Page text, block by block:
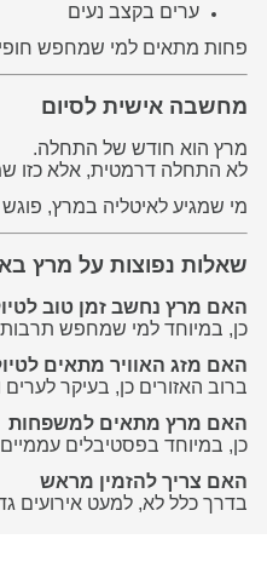
ערים בקצב נעים
פחות מתאים למי שמחפש חופים
מחשבה אישית לסיום
מרץ הוא חודש של התחלה.
לא התחלה דרמטית, אלא כזו
מי שמגיע לאיטליה במרץ,
שאלות נפוצות על מרץ
האם מרץ נחשב זמן טוב
כן, במיוחד למי שמחפש
האם מזג האוויר מתאים
ברוב האזורים כן, בעיקר לערים
האם מרץ מתאים למשפחות
כן, במיוחד בפסטיבלים
האם צריך להזמין מראש
בדרך כלל לא, למעט אירועים